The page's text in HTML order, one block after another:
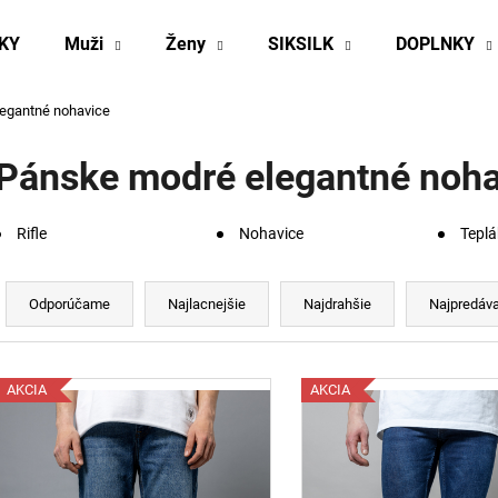
Muži Ženy SIKSILK DOPLNKY
nohavice
modré elegantné
Rifle Nohavice
R
n
Odporúčame Najlacnejšie Najdrahšie
AKCIA AKCIA
Čo potrebujete nájsť?
Odporúčame